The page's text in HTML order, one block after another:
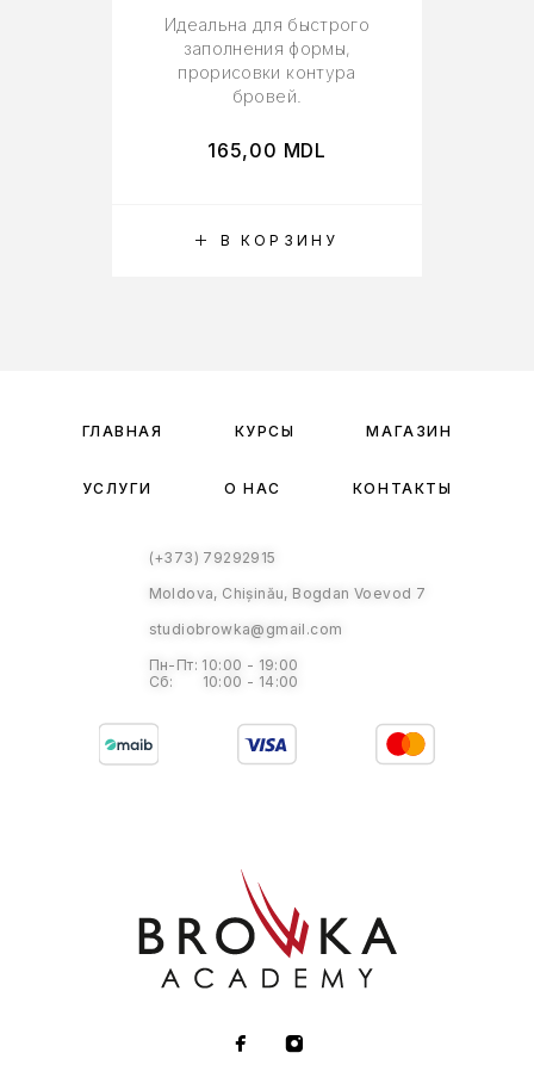
В КОРЗИНУ
Идеальна для быстрого
заполнения формы,
прорисовки контура
бровей.
165,00 MDL
ГЛАВНАЯ КУРСЫ МАГАЗИН
УСЛУГИ О НАС КОНТАКТЫ
(+373) 79292915
Moldova, Chișinău, Bogdan Voevod 7
studiobrowka@gmail.com
Пн-Пт: 10:00 - 19:00
Сб: 10:00 - 14:00